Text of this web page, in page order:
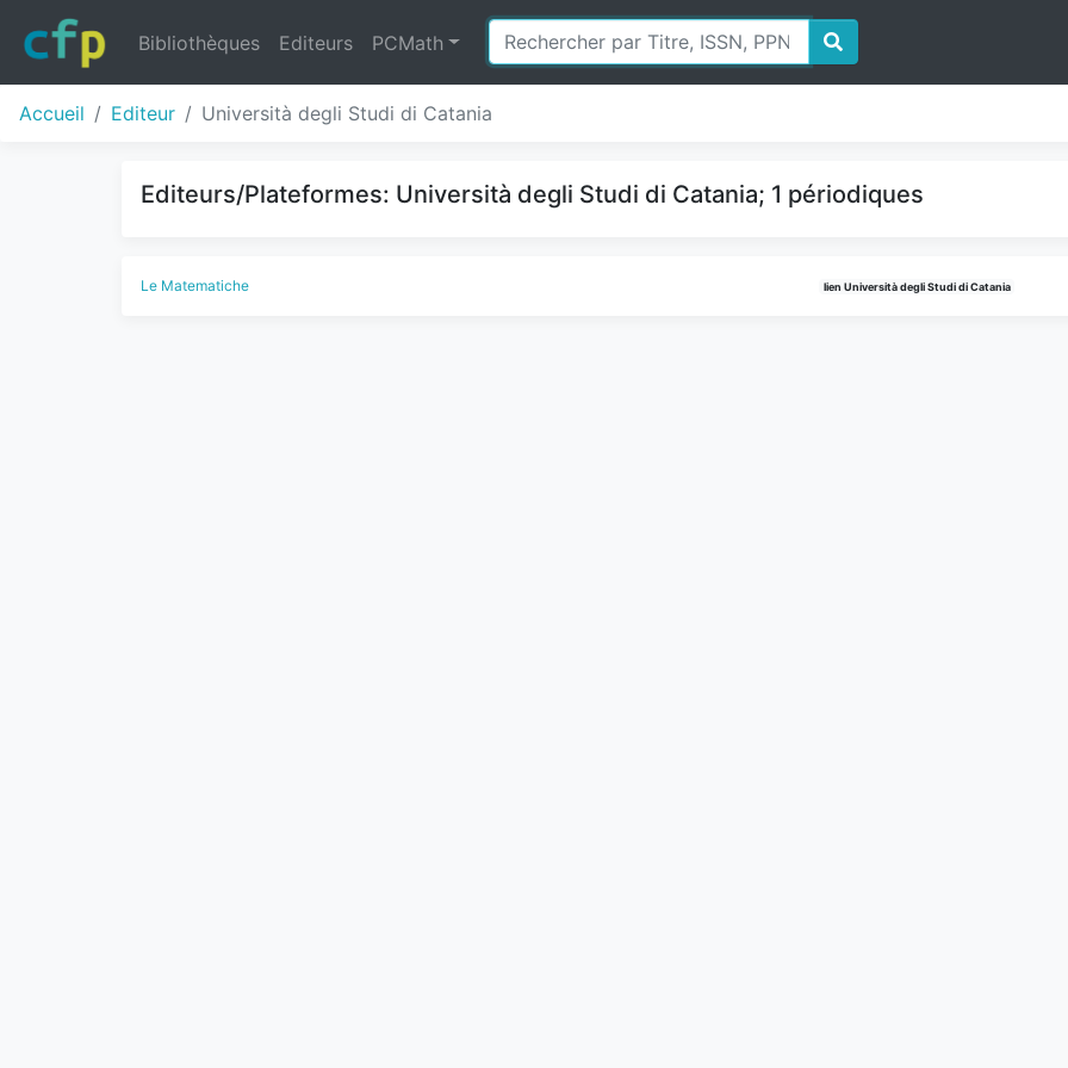
Bibliothèques Editeurs PCMath
Accueil Editeur Università degli Studi di Catania
Editeurs/Plateformes: Università degli Studi di Catania; 1 périodiques
Le Matematiche lien Università degli Studi di Catania